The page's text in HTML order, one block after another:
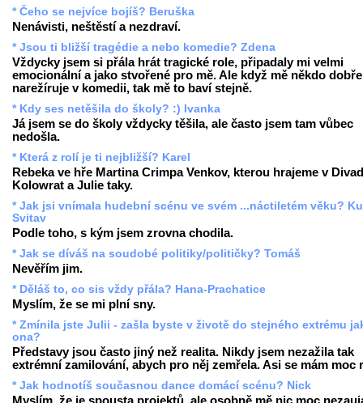
* Čeho se nejvíce bojíš? Beruška
Nenávisti, neštěstí a nezdraví.
* Jsou ti bližší tragédie a nebo komedie? Zdena
Vždycky jsem si přála hrát tragické role, připadaly mi velmi
emocionální a jako stvořené pro mě. Ale když mě někdo dobře
narežíruje v komedii, tak mě to baví stejně.
* Kdy ses netěšila do školy? :) Ivanka
Já jsem se do školy vždycky těšila, ale často jsem tam vůbec
nedošla.
* Která z rolí je ti nejbližší? Karel
Rebeka ve hře Martina Crimpa Venkov, kterou hrajeme v
Kolowrat a Julie taky.
* Jak jsi vnímala hudební scénu ve svém ...náctiletém věku?
Svitav
Podle toho, s kým jsem zrovna chodila.
* Jak se díváš na soudobé politiky/političky? Tomáš
Nevěřím jim.
* Děláš to, co sis vždy přála? Hana-Prachatice
Myslím, že se mi plní sny.
* Zmínila jste Julii - zašla byste v životě do stejného extrému
ona?
Představy jsou často jiný než realita. Nikdy jsem nezažila tak
extrémní zamilování, abych pro něj zemřela. Asi se mám moc
* Jak hodnotíš současnou dance domácí scénu? Nick